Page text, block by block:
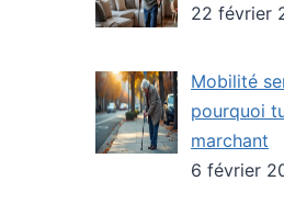
22 février
Mobilité
pourquoi
marchant
6 février